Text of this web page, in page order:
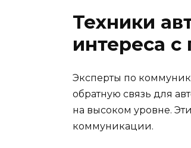
Техники
интереса
Эксперты по
обратную связь для
на высоком уровне.
коммуникации.